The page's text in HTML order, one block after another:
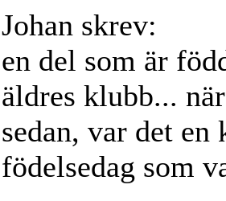
Johan skrev:
en del som är
äldres klubb...
sedan, var det
födelsedag som